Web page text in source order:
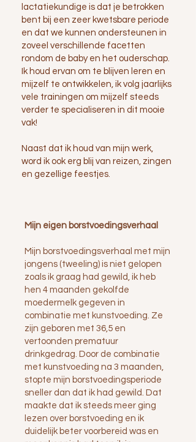
lactatiekundige is dat je betrokken
bent bij een zeer kwetsbare periode
en dat we kunnen ondersteunen in
zoveel verschillende facetten
rondom de baby en het ouderschap.
Ik houd ervan om te blijven leren en
mijzelf te ontwikkelen, ik volg jaarlijks
vele trainingen om mijzelf steeds
verder te specialiseren in dit mooie
vak!
Naast dat ik houd van mijn werk,
word ik ook erg blij van reizen, zingen
en gezellige feestjes.
Mijn eigen borstvoedingsverhaal
Mijn borstvoedingsverhaal met mijn
jongens (tweeling) is niet gelopen
zoals ik graag had gewild, ik heb
hen 4 maanden gekolfde
moedermelk gegeven in
combinatie met kunstvoeding. Ze
zijn geboren met 36,5 en
vertoonden prematuur
drinkgedrag. Door de combinatie
met kunstvoeding na 3 maanden,
stopte mijn borstvoedingsperiode
sneller dan dat ik had gewild. Dat
maakte dat ik steeds meer ging
lezen over borstvoeding en ik
duidelijk beter voorbereid was en